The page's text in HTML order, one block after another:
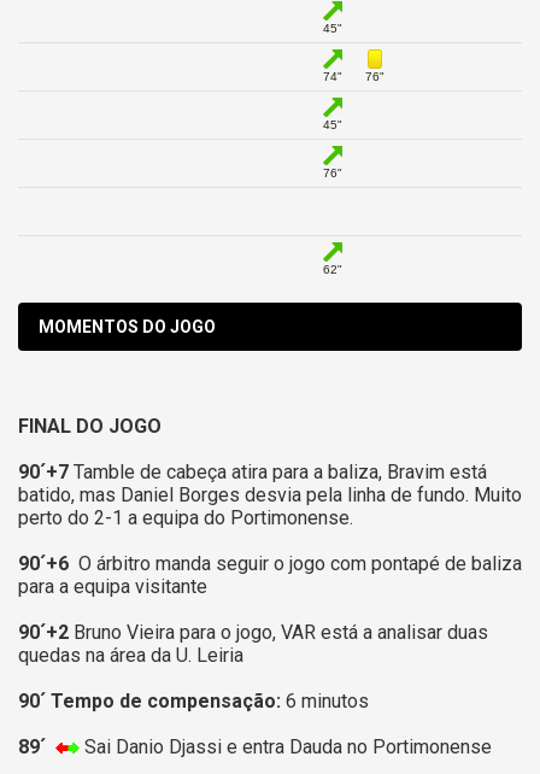
45"
74" 76"
45"
76"
62"
MOMENTOS DO JOGO
FINAL DO JOGO
90´+7 Tamble de cabeça atira para a baliza, Bravim está
batido, mas Daniel Borges desvia pela linha de fundo. Muito
perto do 2-1 a equipa do Portimonense.
90´+6 O árbitro manda seguir o jogo com pontapé de baliza
para a equipa visitante
90´+2 Bruno Vieira para o jogo, VAR está a analisar duas
quedas na área da U. Leiria
90´ Tempo de compensação: 6 minutos
89´
Sai Danio Djassi e entra Dauda no Portimonense